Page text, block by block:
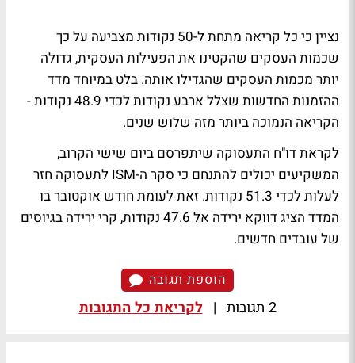
נציין כי כל קריאה מתחת ל-50 נקודות מצביעה על כך
שכמות העסקים שהקטינו את הפעילות העסקית, גדולה
יותר מכמות העסקים שהגדילו אותה. בלט במיוחד מדד
ההזמנות החדשות שצלל ארבע נקודות לכדי 48.9 נקודות -
הקריאה הנמוכה ביותר מזה שלוש שנים.
לקראת דו"ח התעסוקה שיתפרסם ביום שישי הקרוב,
המשקיעים יכולים להתנחם כי סקר ה-ISM לתעסוקה חזר
לעלות לכדי 51.3 נקודות. זאת לעומת חודש אוקטובר בו
המדד הציג דווקא ירידה אל 47.6 נקודות, קרי ירידה בגיוסים
של עובדים חדשים.
הוספת תגובה
2 תגובות | לקריאת כל התגובות